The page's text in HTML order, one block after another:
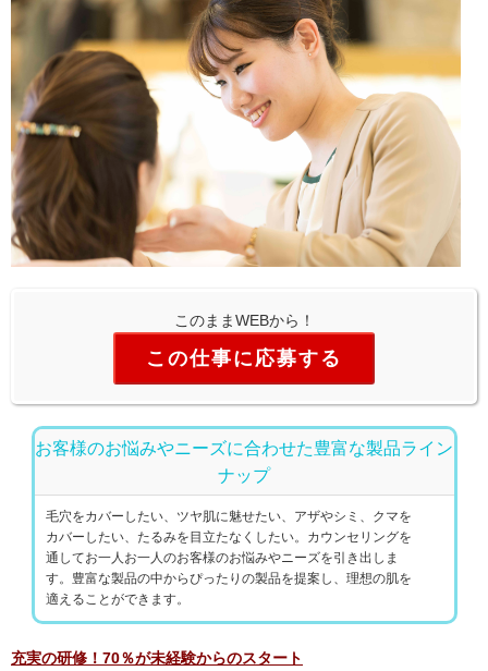
このままWEBから！
この仕事に応募する
お客様のお悩みやニーズに合わせた豊富な製品ライン
ナップ
毛穴をカバーしたい、ツヤ肌に魅せたい、アザやシミ、クマを
カバーしたい、たるみを目立たなくしたい。カウンセリングを
通してお一人お一人のお客様のお悩みやニーズを引き出しま
す。豊富な製品の中からぴったりの製品を提案し、理想の肌を
適えることができます。
充実の研修！70％が未経験からのスタート